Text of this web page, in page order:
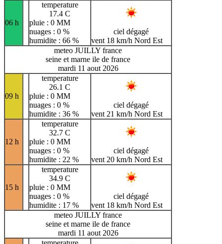
06 h
temperature
17.4 C
pluie : 0 MM
nuages : 0 %
humidite : 66 %
ciel dégagé
vent 18 km/h Nord Est
meteo JUILLY france
seine et marne ile de france
mardi 11 aout 2026
09 h
temperature
26.1 C
pluie : 0 MM
nuages : 0 %
humidite : 36 %
ciel dégagé
vent 21 km/h Nord Est
12 h
temperature
32.7 C
pluie : 0 MM
nuages : 0 %
humidite : 22 %
ciel dégagé
vent 20 km/h Nord Est
15 h
temperature
34.9 C
pluie : 0 MM
nuages : 0 %
humidite : 17 %
ciel dégagé
vent 18 km/h Nord Est
meteo JUILLY france
seine et marne ile de france
mardi 11 aout 2026